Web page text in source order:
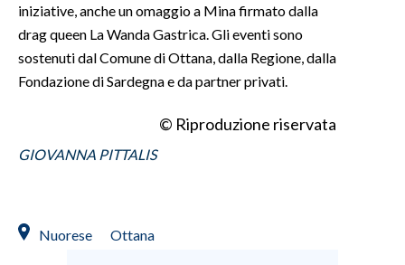
iniziative, anche un omaggio a Mina firmato dalla
drag queen La Wanda Gastrica. Gli eventi sono
sostenuti dal Comune di Ottana, dalla Regione, dalla
Fondazione di Sardegna e da partner privati.
© Riproduzione riservata
GIOVANNA PITTALIS
Nuorese Ottana